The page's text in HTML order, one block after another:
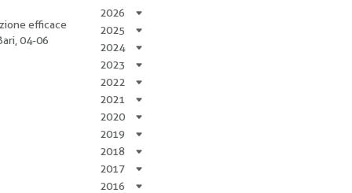
efficace
04-06
2026
2025
2024
2023
2022
2021
2020
2019
2018
2017
2016